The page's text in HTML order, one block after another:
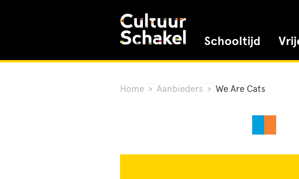
Schooltijd
Home > Aanbieders > We Are Cats